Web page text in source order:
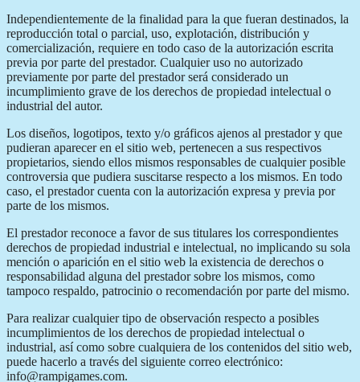
Independientemente de la finalidad para la que fueran destinados, la
reproducción total o parcial, uso, explotación, distribución y
comercialización, requiere en todo caso de la autorización escrita
previa por parte del prestador. Cualquier uso no autorizado
previamente por parte del prestador será considerado un
incumplimiento grave de los derechos de propiedad intelectual o
industrial del autor.
Los diseños, logotipos, texto y/o gráficos ajenos al prestador y que
pudieran aparecer en el sitio web, pertenecen a sus respectivos
propietarios, siendo ellos mismos responsables de cualquier posible
controversia que pudiera suscitarse respecto a los mismos. En todo
caso, el prestador cuenta con la autorización expresa y previa por
parte de los mismos.
El prestador reconoce a favor de sus titulares los correspondientes
derechos de propiedad industrial e intelectual, no implicando su sola
mención o aparición en el sitio web la existencia de derechos o
responsabilidad alguna del prestador sobre los mismos, como
tampoco respaldo, patrocinio o recomendación por parte del mismo.
Para realizar cualquier tipo de observación respecto a posibles
incumplimientos de los derechos de propiedad intelectual o
industrial, así como sobre cualquiera de los contenidos del sitio web,
puede hacerlo a través del siguiente correo electrónico:
info@rampigames.com.